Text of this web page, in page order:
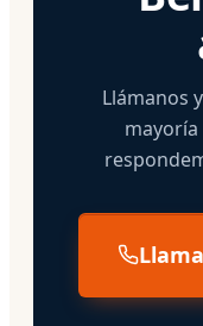
Llámanos